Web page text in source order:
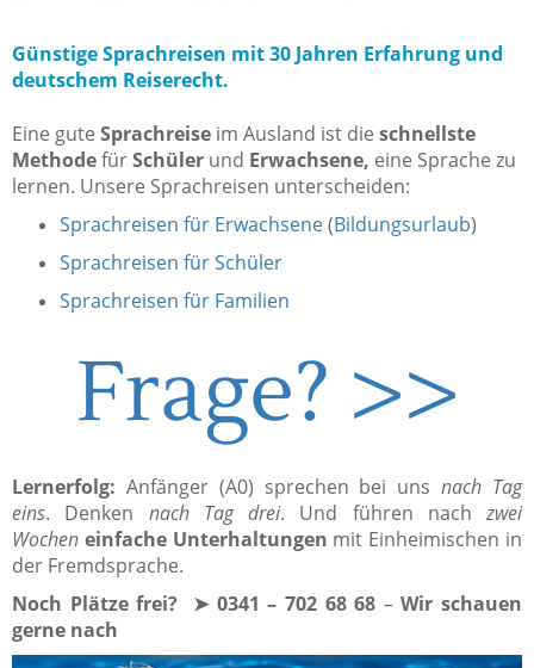
Günstige Sprachreisen mit 30 Jahren Erfahrung und
deutschem Reiserecht.
Eine gute Sprachreise im Ausland ist die schnellste
MethodefürSchüler und Erwachsene, eine Sprache zu
lernen. Unsere Sprachreisen unterscheiden:
Sprachreisen für Erwachsene(Bildungsurlaub)
Sprachreisen für Schüler
Sprachreisen für Familien
Frage? >>
Lernerfolg: Anfänger (A0) sprechen bei unsnach Tag
eins. Denken nach Tag drei. Und führen nach zwei
Wochen einfache Unterhaltungen mit Einheimischen in
der Fremdsprache.
Noch Plätze frei? ➤ 0341 – 702 68 68 – Wir schauen
gerne nach